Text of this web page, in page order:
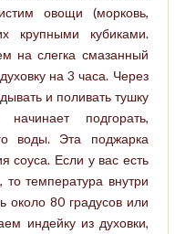
овощи (морковь,
крупными кубиками.
на слегка смазанный
на 3 часа. Через
и поливать тушку
подгорать,
воды. Эта поджарка
соуса. Если у вас есть
температура внутри
около 80 градусов или
индейку из духовки,